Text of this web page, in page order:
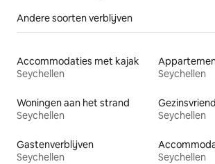
Andere soorten verblijven
Accommodaties met kajak
Seychellen
Seychellen
Woningen aan het strand
Seychellen
Seychellen
Gastenverblijven
Seychellen
Seychellen